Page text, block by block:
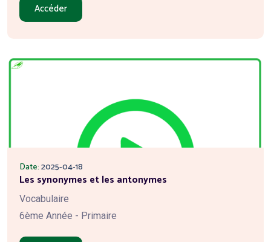
Accéder
Date:2025-04-18
Les synonymes et les antonymes
Vocabulaire
6ème Année - Primaire